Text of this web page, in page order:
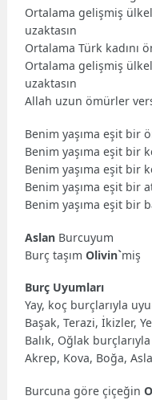
Ortalama gelişmiş
uzaktasın
Ortalama Türk kadını
Ortalama gelişmiş
uzaktasın
Allah uzun ömürler
Benim yaşıma eşit bir
Benim yaşıma eşit bir
Benim yaşıma eşit bir
Benim yaşıma eşit bir
Benim yaşıma eşit bir
Aslan Burcuyum
Burç taşımOlivin`miş
Burç Uyumları
Yay, koç burçlarıyla
Başak, Terazi, İkizler,
Balık, Oğlak
Akrep, Kova, Boğa,
Burcuna göre çiçeğin